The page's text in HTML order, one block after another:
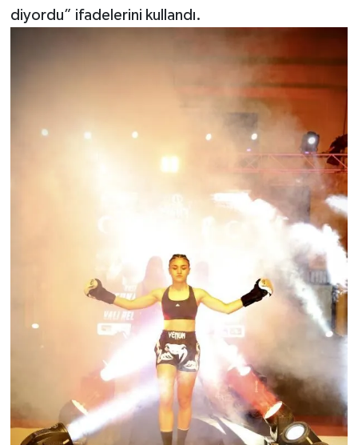
diyordu” ifadelerini kullandı.